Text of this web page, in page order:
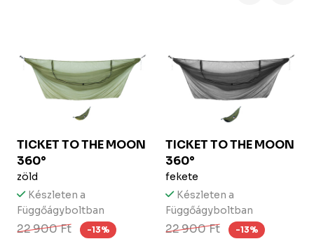
TICKET TO THE MOON
360°
zöld
Készleten a
Függőágyboltban
22 900 Ft -13%
TICKET TO THE MOON
360°
fekete
Készleten a
Függőágyboltban
22 900 Ft -13%